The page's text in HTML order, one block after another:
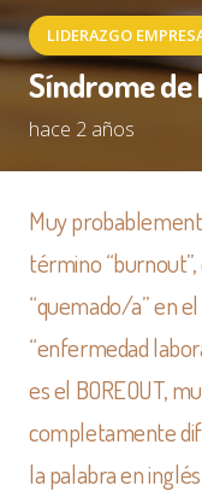
LIDERAZGO
Síndrome de
hace 2 años
Muy
término
“quemado/a” en
“enfermedad
es el BOREOUT,
completamente
la palabra en inglés